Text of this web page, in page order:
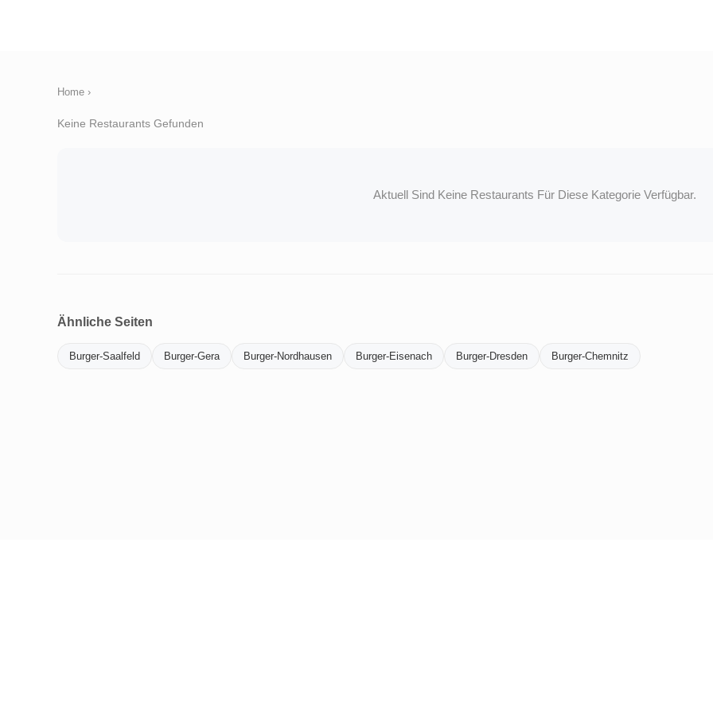
Home ›
Keine Restaurants Gefunden
Aktuell Sind Keine Restaurants Für Diese Kategorie Verfügbar.
Ähnliche Seiten
Burger-Saalfeld Burger-Gera Burger-Nordhausen Burger-Eisenach Burger-Dresden Burger-Chemnitz